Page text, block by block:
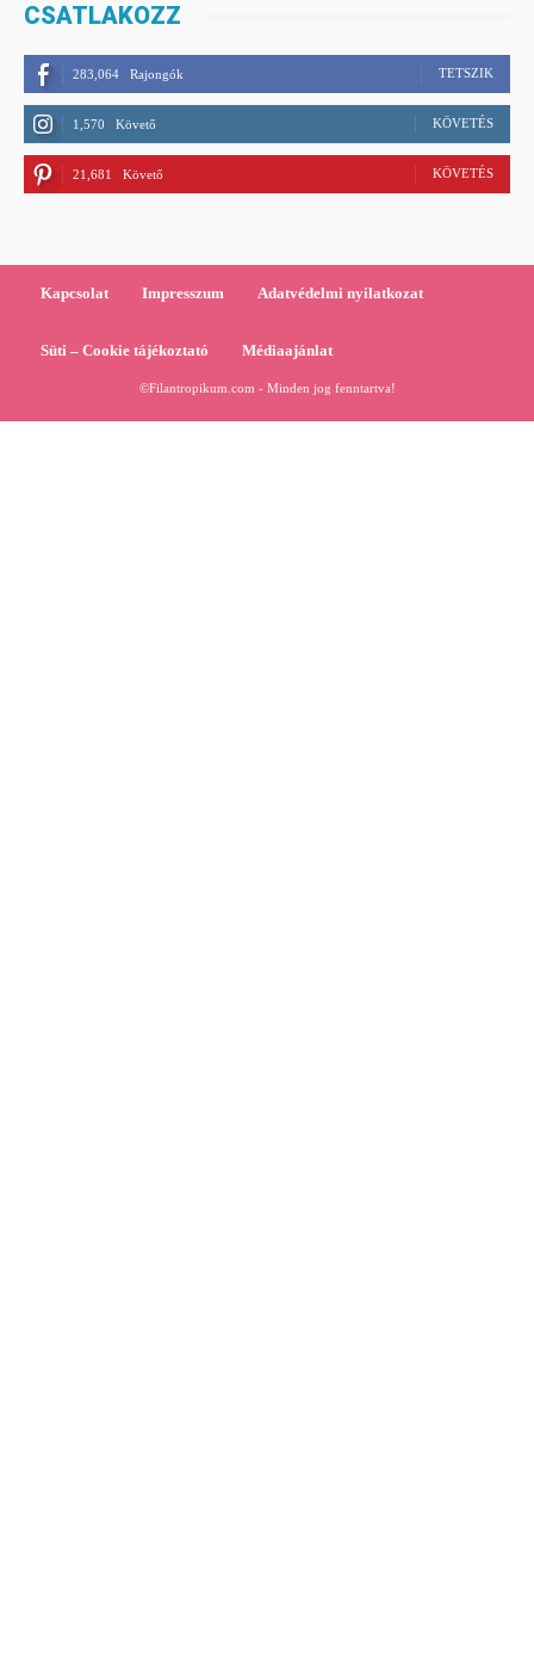
CSATLAKOZZ
283,064 Rajongók TETSZIK
1,570 Követő KÖVETÉS
21,681 Követő KÖVETÉS
Kapcsolat Impresszum Adatvédelmi nyilatkozat
Süti – Cookie tájékoztató Médiaajánlat
©Filantropikum.com - Minden jog fenntartva!